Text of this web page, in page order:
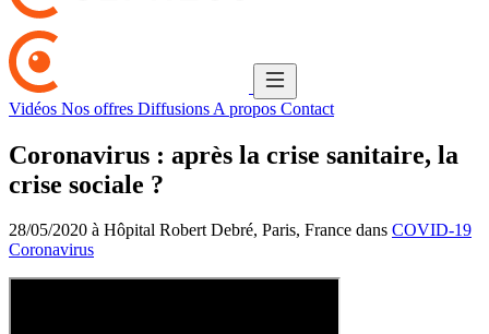
Vidéos Nos offres Diffusions A propos Contact
Coronavirus : après la crise sanitaire, la
crise sociale ?
28/05/2020 à Hôpital Robert Debré, Paris, France dans COVID-19
Coronavirus